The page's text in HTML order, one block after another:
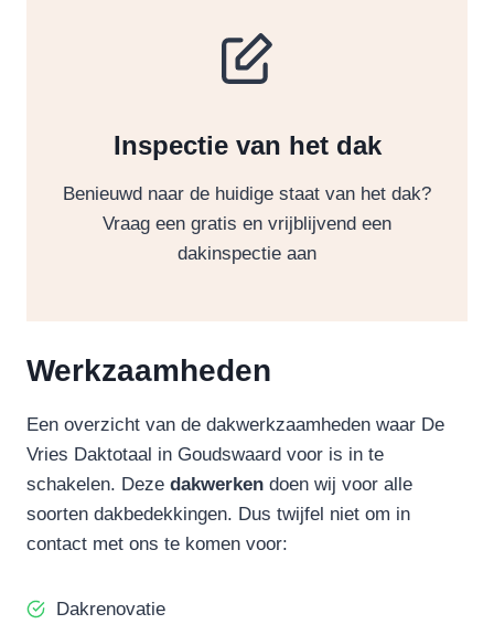
Inspectie van het dak
Benieuwd naar de huidige staat van het dak?
Vraag een gratis en vrijblijvend een
dakinspectie aan
Werkzaamheden
Een overzicht van de dakwerkzaamheden waar De
Vries Daktotaal in Goudswaard voor is in te
schakelen. Deze dakwerken doen wij voor alle
soorten dakbedekkingen. Dus twijfel niet om in
contact met ons te komen voor:
Dakrenovatie